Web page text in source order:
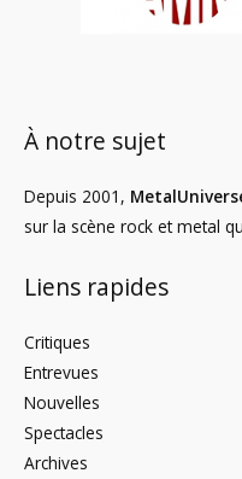
À notre sujet
Depuis 2001,
sur la scène rock et metal
Liens rapides
Critiques
Entrevues
Nouvelles
Spectacles
Archives